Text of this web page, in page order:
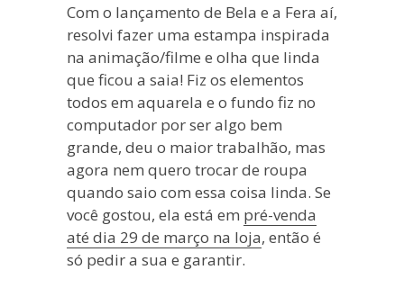
Com o lançamento de Bela e a Fera aí,
resolvi fazer uma estampa inspirada
na animação/filme e olha que linda
que ficou a saia! Fiz os elementos
todos em aquarela e o fundo fiz no
computador por ser algo bem
grande, deu o maior trabalhão, mas
agora nem quero trocar de roupa
quando saio com essa coisa linda. Se
você gostou, ela está em pré-venda
até dia 29 de março na loja, então é
só pedir a sua e garantir.